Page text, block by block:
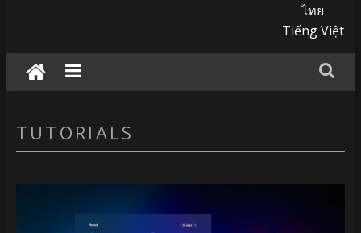
for
windows
11
ไทย
Tiếng Việt
TUTORIALS